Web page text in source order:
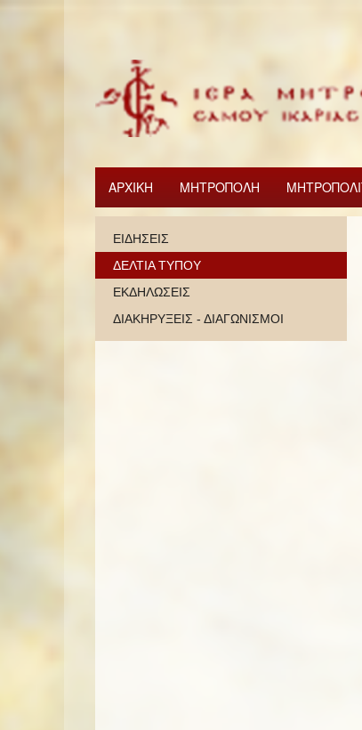
ΑΡΧΙΚΗ ΜΗΤΡΟΠΟΛΗ
ΕΙΔΗΣΕΙΣ
ΔΕΛΤΙΑ ΤΥΠΟΥ
ΕΚΔΗΛΩΣΕΙΣ
ΔΙΑΚΗΡΥΞΕΙΣ - ΔΙΑΓΩΝΙΣΜΟΙ